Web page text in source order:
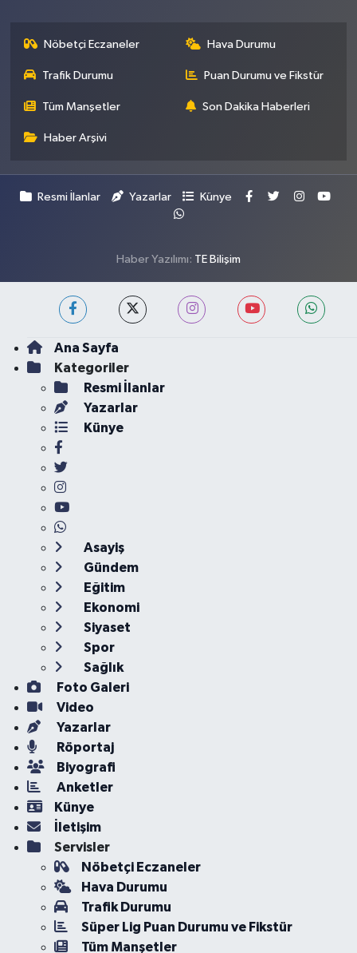
Nöbetçi Eczaneler Hava Durumu
Trafik Durumu Puan Durumu ve Fikstür
Tüm Manşetler Son Dakika Haberleri
Haber Arşivi
Resmi İlanlar Yazarlar Künye
Haber Yazılımı: TE Bilişim
Ana Sayfa
Kategoriler
Resmi İlanlar
Yazarlar
Künye
Asayiş
Gündem
Eğitim
Ekonomi
Siyaset
Spor
Sağlık
Foto Galeri
Video
Yazarlar
Röportaj
Biyografi
Anketler
Künye
İletişim
Servisler
Nöbetçi Eczaneler
Hava Durumu
Trafik Durumu
Süper Lig Puan Durumu ve Fikstür
Tüm Manşetler